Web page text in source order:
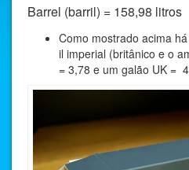
Barrel (barril) = 158,98 litros
Como mostrado acima
il imperial (britânico e o
= 3,78 e um galão UK =